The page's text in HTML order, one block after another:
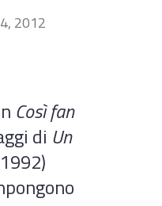
2012
Così fan
di Un